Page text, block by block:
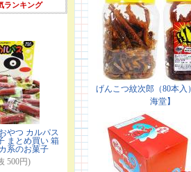
ランキング
やつ カルパス
まとめ買い 箱
系のお菓子
500円)